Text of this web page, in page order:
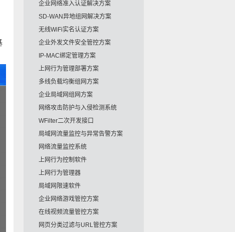
企业网络准入认证解决方案
SD-WAN异地组网解决方案
无线WiFi实名认证方案
企业外发文件安全管控方案
IP-MAC绑定管理方案
上网行为管理部署方案
多线负载均衡组网方案
企业局域网组网方案
网络攻击防护与入侵检测系统
WFilter二次开发接口
局域网流量监控与异常告警方案
网络流量监控系统
上网行为控制软件
上网行为管理器
局域网限速软件
企业网络游戏管控方案
在线视频流量管控方案
网页分类过滤与URL管控方案